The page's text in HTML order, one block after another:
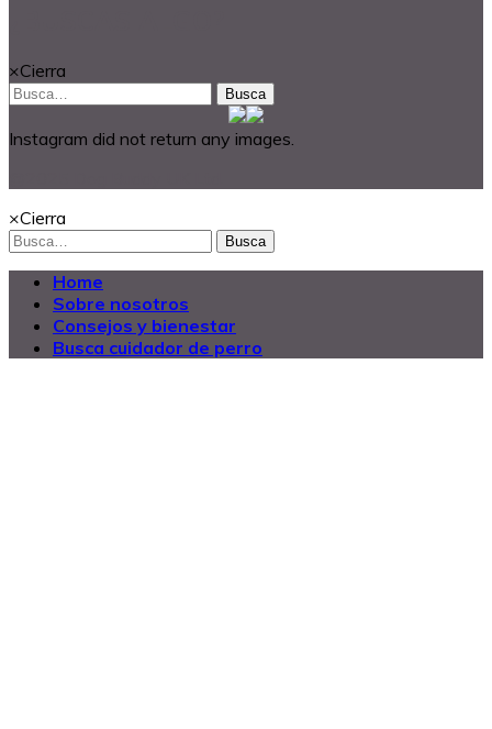
×Cierra
Busca
Instagram did not return any images.
×Cierra
Busca
Home
Sobre nosotros
Consejos y bienestar
Busca cuidador de perro